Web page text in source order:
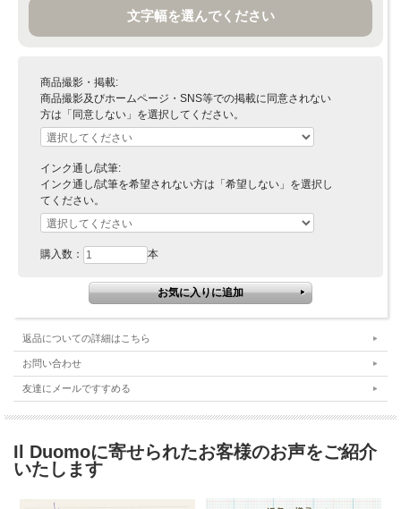
文字幅を選んでください
商品撮影・掲載:
商品撮影及びホームページ・SNS等での掲載に同意されない
方は「同意しない」を選択してください。
インク通し/試筆:
インク通し/試筆を希望されない方は「希望しない」を選択し
てください。
購入数： 本
返品についての詳細はこちら
お問い合わせ
友達にメールですすめる
Il Duomoに寄せられたお客様のお声をご紹介
いたします